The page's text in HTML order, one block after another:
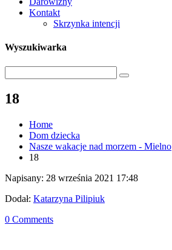
Kontakt
Skrzynka intencji
Wyszukiwarka
18
Home
Dom dziecka
Nasze wakacje nad morzem - Mielno
18
Napisany: 28 września 2021 17:48
Dodał: Katarzyna Pilipiuk
0 Comments